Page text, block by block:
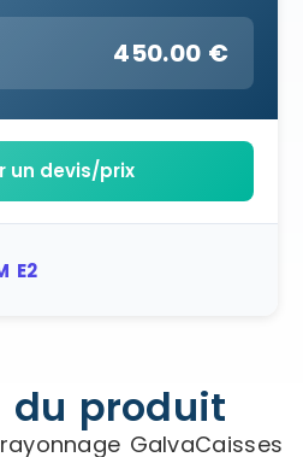
450.00 €
un devis/prix
E2
du produit
GalvaCaisses